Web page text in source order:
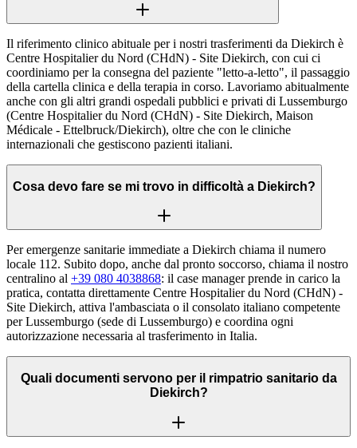
Il riferimento clinico abituale per i nostri trasferimenti da Diekirch è
Centre Hospitalier du Nord (CHdN) - Site Diekirch, con cui ci
coordiniamo per la consegna del paziente "letto-a-letto", il passaggio
della cartella clinica e della terapia in corso. Lavoriamo abitualmente
anche con gli altri grandi ospedali pubblici e privati di Lussemburgo
(Centre Hospitalier du Nord (CHdN) - Site Diekirch, Maison
Médicale - Ettelbruck/Diekirch), oltre che con le cliniche
internazionali che gestiscono pazienti italiani.
Cosa devo fare se mi trovo in difficoltà a Diekirch?
Per emergenze sanitarie immediate a Diekirch chiama il numero
locale 112. Subito dopo, anche dal pronto soccorso, chiama il nostro
centralino al +39 080 4038868: il case manager prende in carico la
pratica, contatta direttamente Centre Hospitalier du Nord (CHdN) -
Site Diekirch, attiva l'ambasciata o il consolato italiano competente
per Lussemburgo (sede di Lussemburgo) e coordina ogni
autorizzazione necessaria al trasferimento in Italia.
Quali documenti servono per il rimpatrio sanitario da
Diekirch?